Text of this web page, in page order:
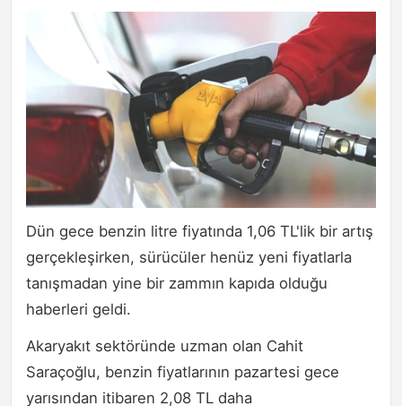
Dün gece benzin litre fiyatında 1,06 TL'lik bir artış
gerçekleşirken, sürücüler henüz yeni fiyatlarla
tanışmadan yine bir zammın kapıda olduğu
haberleri geldi.
Akaryakıt sektöründe uzman olan Cahit
Saraçoğlu, benzin fiyatlarının pazartesi gece
yarısından itibaren 2,08 TL daha